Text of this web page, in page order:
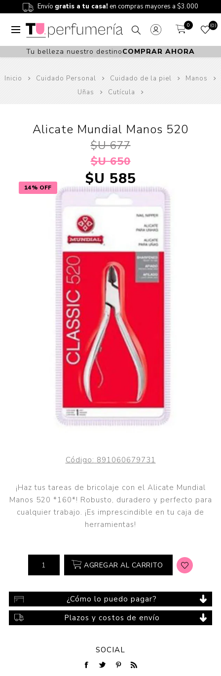
Envío gratis a tu casa! en compras mayores a $3.000
0 0
Tu belleza nuestro destinoCOMPRAR AHORA
Inicio Cuidado Personal Cuidado de la piel
Manos
Uñas
Cutícula
14% OFF
Alicate Mundial Manos 520
$U 677
$U 650
$U 585
Código: 891060679731
¡Haz tus tareas de bricolaje con el Alicate Mundial
Manos 520 *160*! Robusto, duradero y perfecto para
cualquier trabajo. ¡Es imprescindible en tu caja de
herramientas!
AGREGAR AL CARRITO
¿Cómo lo puedo pagar?
Plazos y costos de envío
SOCIAL